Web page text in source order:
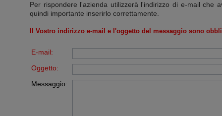
Per rispondere l'azienda utilizzerà l'indirizzo di e-mail che
quindi importante inserirlo correttamente.
Il Vostro indirizzo e-mail e l'oggetto del messaggio sono
E-mail:
Oggetto:
Messaggio: